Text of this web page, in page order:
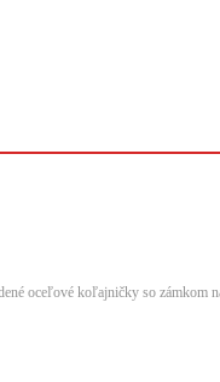
oceľové koľajničky so zámkom